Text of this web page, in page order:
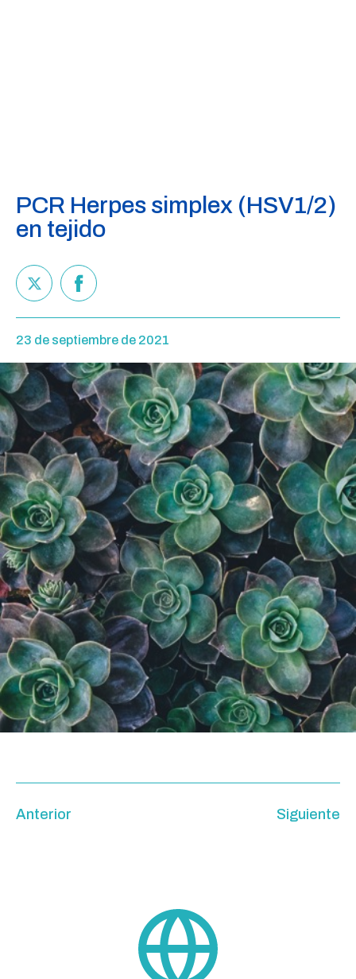
PCR Herpes simplex (HSV1/2)
en tejido
23 de septiembre de 2021
Anterior Siguiente